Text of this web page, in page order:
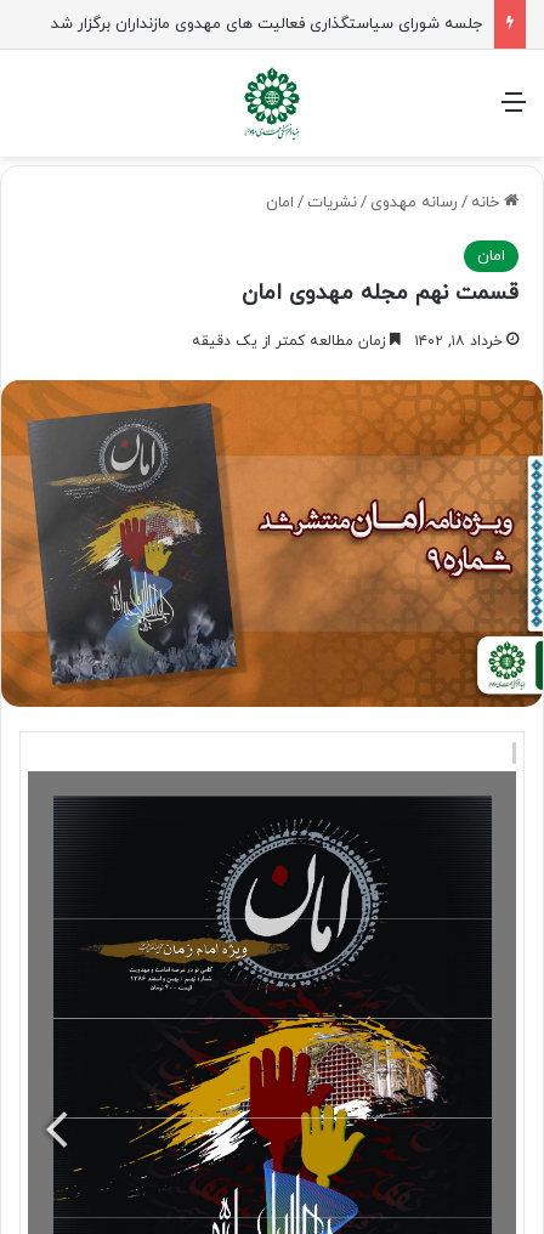
منو
خانه / رسانه مهدوی /نشریات / امان
امان
قسمت نهم مجله مهدوی امان
خرداد ۱۸, ۱۴۰۲ زمان مطالعه کمتر از یک دقیقه